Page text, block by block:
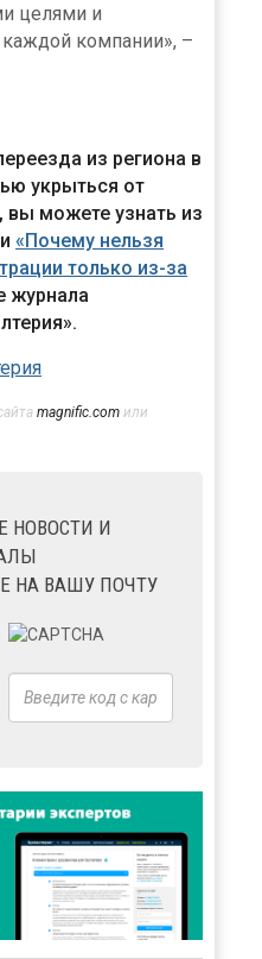
целями и
компании», –
из региона в
укрыться от
вы можете узнать из
«Почему нельзя
только из-за
журнала
magnific.com или
НОВОСТИ И
НА ВАШУ ПОЧТУ